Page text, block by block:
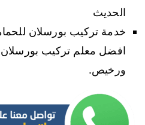
الحديث
خدمة تركيب بورسلان
افضل معلم تركيب
ورخيص.